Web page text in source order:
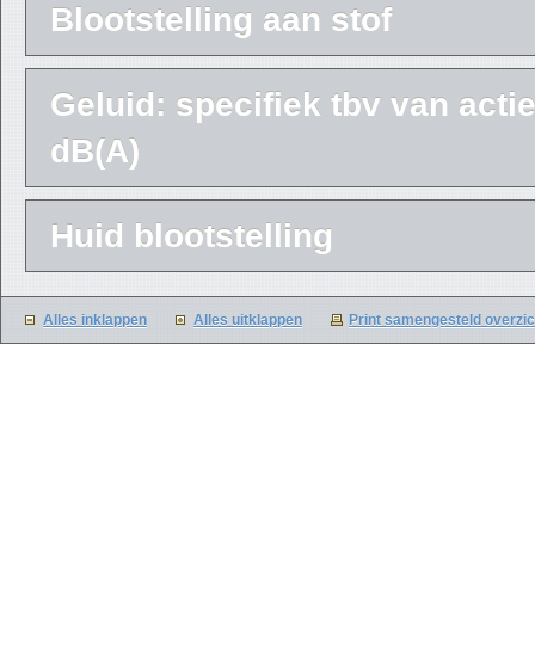
Blootstelling aan stof
Geluid: specifiek tbv van
dB(A)
Huid blootstelling
Alles inklappen Alles uitklappen Print samengesteld